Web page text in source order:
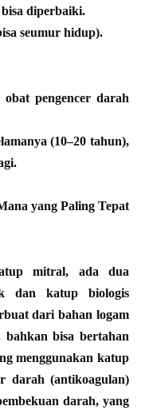
diperbaiki.
seumur hidup).
pengencer darah
(10–20 tahun),
yang Paling Tepat
mitral, ada dua
dan katup biologis
dari bahan logam
bahkan bisa bertahan
menggunakan katup
darah (antikoagulan)
darah, yang